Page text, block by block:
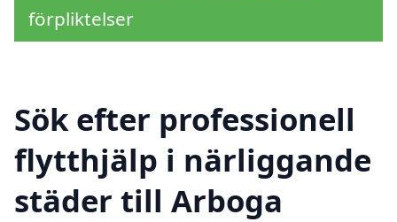
förpliktelser
Sök efter professionell
flytthjälp i närliggande
städer till Arboga